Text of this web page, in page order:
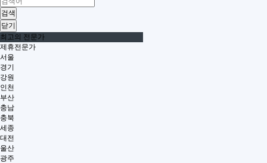
검색
닫기
최고의 전문가
제휴전문가
서울
경기
강원
인천
부산
충남
충북
세종
대전
울산
광주